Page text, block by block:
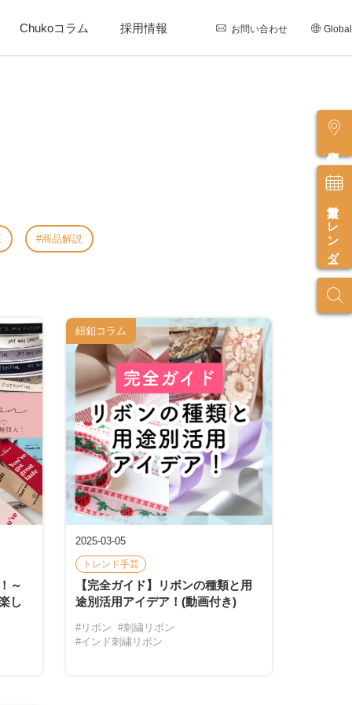
Chukoコラム 採用情報 お問い合わせ Global
営業カレンダー
商品解説
～
し
2025-03-05
トレンド手芸
【完全ガイド】リボンの種類と用
途別活用アイデア！(動画付き)
#リボン #刺繍リボン
#インド刺繍リボン
紐釦コラム